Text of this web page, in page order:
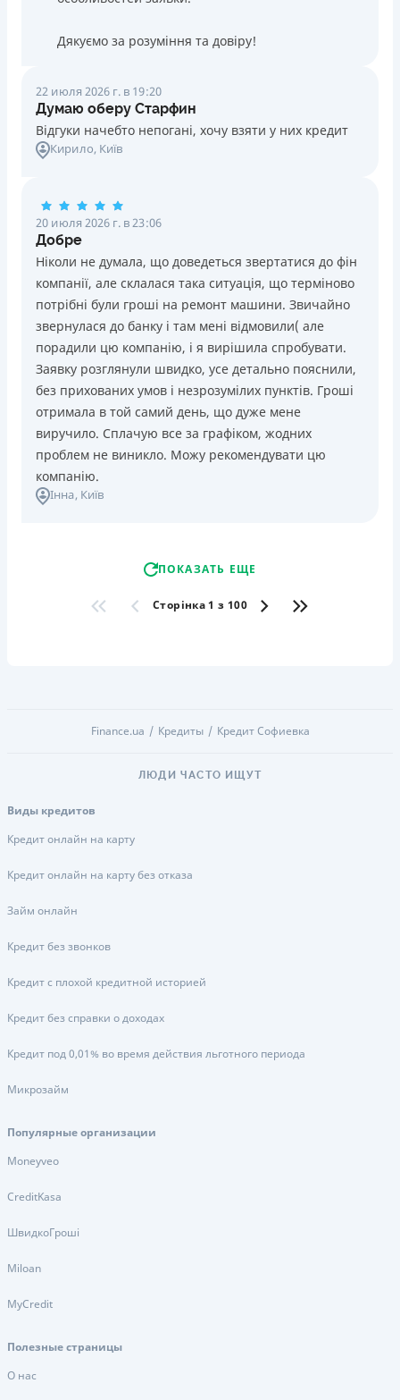
Дякуємо за розуміння та довіру!
22 июля 2026 г. в 19:20
Думаю оберу Старфин
Відгуки начебто непогані, хочу взяти у них кредит
Кирило, Київ
20 июля 2026 г. в 23:06
Добре
Ніколи не думала, що доведеться звертатися до фін
компанії, але склалася така ситуація, що терміново
потрібні були гроші на ремонт машини. Звичайно
звернулася до банку і там мені відмовили( але
порадили цю компанію, і я вирішила спробувати.
Заявку розглянули швидко, усе детально пояснили,
без прихованих умов і незрозумілих пунктів. Гроші
отримала в той самий день, що дуже мене
виручило. Сплачую все за графіком, жодних
проблем не виникло. Можу рекомендувати цю
компанію.
Інна, Київ
ПОКАЗАТЬ ЕЩЕ
Сторінка 1 з 100
Finance.ua Кредиты Кредит Софиевка
ЛЮДИ ЧАСТО ИЩУТ
Виды кредитов
Кредит онлайн на карту
Кредит онлайн на карту без отказа
Займ онлайн
Кредит без звонков
Кредит с плохой кредитной историей
Кредит без справки о доходах
Кредит под 0,01% во время действия льготного периода
Микрозайм
Популярные организации
Moneyveo
CreditKasa
ШвидкоГроші
Miloan
MyCredit
Полезные страницы
О нас